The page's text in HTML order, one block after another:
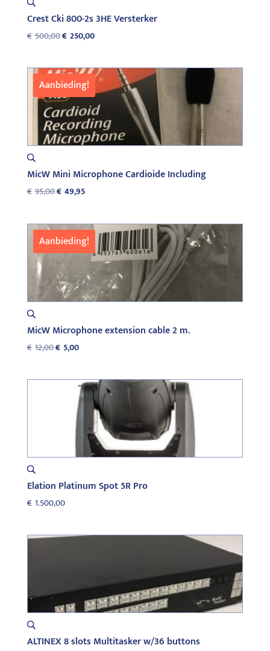
Crest Cki 800-2s 3HE Versterker
€ 500,00Oorspronkelijke
€500,00.
€ 250,00Huidige
€250,00.
Aanbieding!
MicW Mini Microphone Cardioide Including
€ 95,00Oorspronkelijke
€95,00.
€ 49,95Huidige
€49,95.
Aanbieding!
MicW Microphone extension cable 2 m.
€ 12,00Oorspronkelijke
€12,00.
€ 5,00Huidige
€5,00.
Elation Platinum Spot 5R Pro
€ 1.500,00
ALTINEX 8 slots Multitasker w/36 buttons